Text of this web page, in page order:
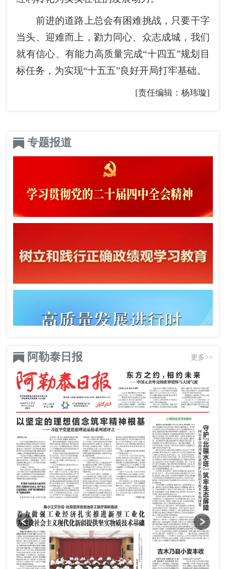
前进的道路上总会有困难挑战，只要干字
当头、迎难而上，勠力同心、众志成城，我们
就有信心、有能力高质量完成“十四五”规划目
标任务，为实现“十五五”良好开局打牢基础。
[责任编辑：杨玮璇]
专题报道
阿勒泰日报 更多>>